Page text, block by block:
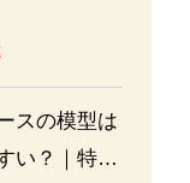
スの模型は
い？｜特徴